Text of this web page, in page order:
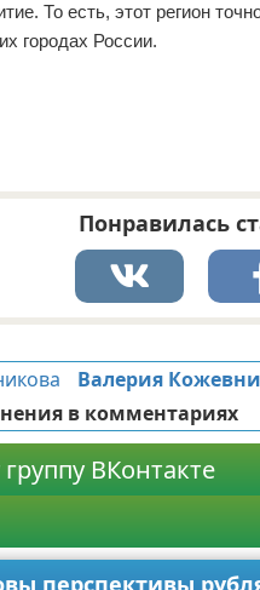
То есть, этот регион
городах России.
Понравилась
Валерия
в комментариях
ВКонтакте
перспективы